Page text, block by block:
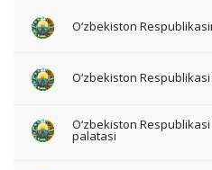
O‘zbekiston
O‘zbekiston
O‘zbekiston
palatasi